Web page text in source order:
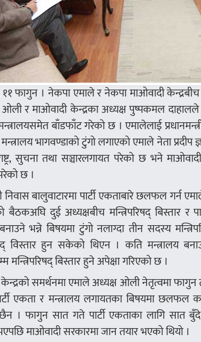
फागुन । नेकपा एमाले र नेकपा माओवादी केन्द्रबीच
ओली र माओवादी केन्द्रका अध्यक्ष पुष्पकमल
मन्त्रालयसमेत बाँडफाँट गरेको छ । एमालेलाई
भागवण्डाको टुंगो लगाएको एमाले नेता
सुचना तथा सञ्चारलगायत परेको छ भने
छ ।
निवास बालुवाटारमा पार्टी एकताबारे छलफल
बैठकअघि दुई अध्यक्षबीच मन्त्रिपरिषद् बिस्तार
भन्ने बिषयमा टुंगो नलाग्दा तीन सदस्य
विस्तार हुन सकेको थिएन । कति मन्त्रालय
मन्त्रिपरिषद् बिस्तार हुने अपेक्षा गरिएको छ ।
समर्थनमा एमाले अध्यक्ष ओली नेतृत्वमा फागुन
एकता र मन्त्रालय लगायतका बिषयमा छलफल
। फागुन सात गते पार्टी एकताका लागि सात
माओवादी सरकारमा जान तयार भएको थियो ।